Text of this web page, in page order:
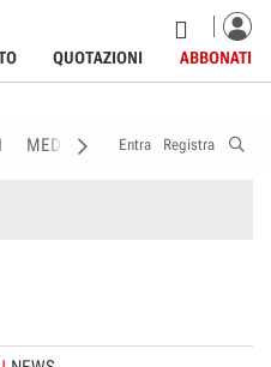
QUOTAZIONI ABBONATI
MEDIA MEMBRI
Entra Registra